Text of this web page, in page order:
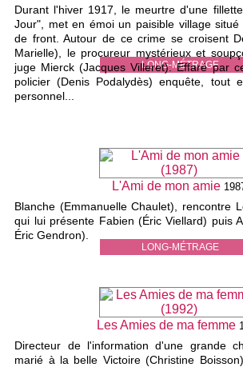
LONG-MÉTRAGE
Durant l'hiver 1917, le meurtre d'une
Jour", met en émoi un paisible village
de front. Autour de ce crime se croisent
Marielle), le procureur mystérieux et
juge Mierck (Jacques Villeret). Effaré par
policier (Denis Podalydès) enquête, tout
personnel...
LONG-MÉTRAGE
L'Ami de mon amie
Blanche (Emmanuelle Chaulet), rencontre
qui lui présente Fabien (Éric Viellard) puis
Éric Gendron).
Les Amies de ma femme
Directeur de l'information d'une grande
marié à la belle Victoire (Christine